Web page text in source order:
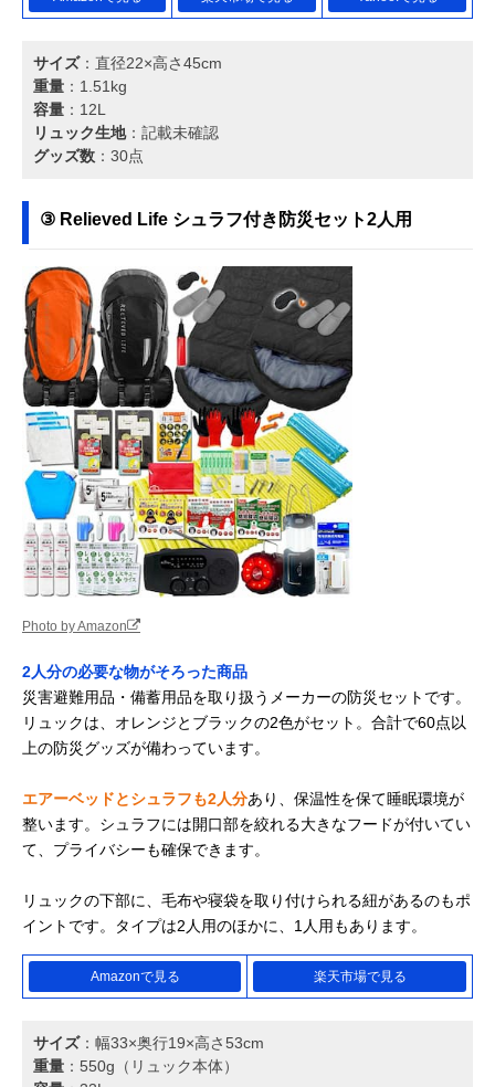
サイズ：直径22×高さ45cm
重量 ：1.51kg
容量 ：12L
リュック生地：記載未確認
グッズ数 ：30点
③ Relieved Life シュラフ付き防災セット2人用
Photo by Amazon
2人分の必要な物がそろった商品
災害避難用品・備蓄用品を取り扱うメーカーの防災セットです。
リュックは、オレンジとブラックの2色がセット。合計で60点以
上の防災グッズが備わっています。
エアーベッドとシュラフも2人分あり、保温性を保て睡眠環境が
整います。シュラフには開口部を絞れる大きなフードが付いてい
て、プライバシーも確保できます。
リュックの下部に、毛布や寝袋を取り付けられる紐があるのもポ
イントです。タイプは2人用のほかに、1人用もあります。
Amazonで見る 楽天市場で見る
サイズ：幅33×奥行19×高さ53cm
重量 ：550g（リュック本体）